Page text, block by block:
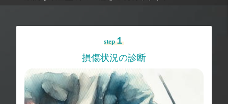
step１
損傷状況の診断